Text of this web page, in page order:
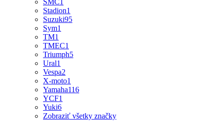
SMC
Stadion1
Suzuki95
Sym1
TM1
TMEC1
Triumph5
Ural1
Vespa2
X-moto1
Yamaha116
YCF1
Yuki6
Zobraziť všetky značky